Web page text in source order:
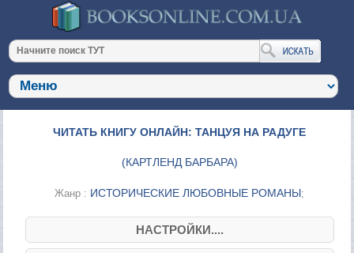
ЧИТАТЬ КНИГУ ОНЛАЙН: ТАНЦУЯ НА РАДУГЕ
(КАРТЛЕНД БАРБАРА)
Жанр : ИСТОРИЧЕСКИЕ ЛЮБОВНЫЕ РОМАНЫ;
НАСТРОЙКИ....